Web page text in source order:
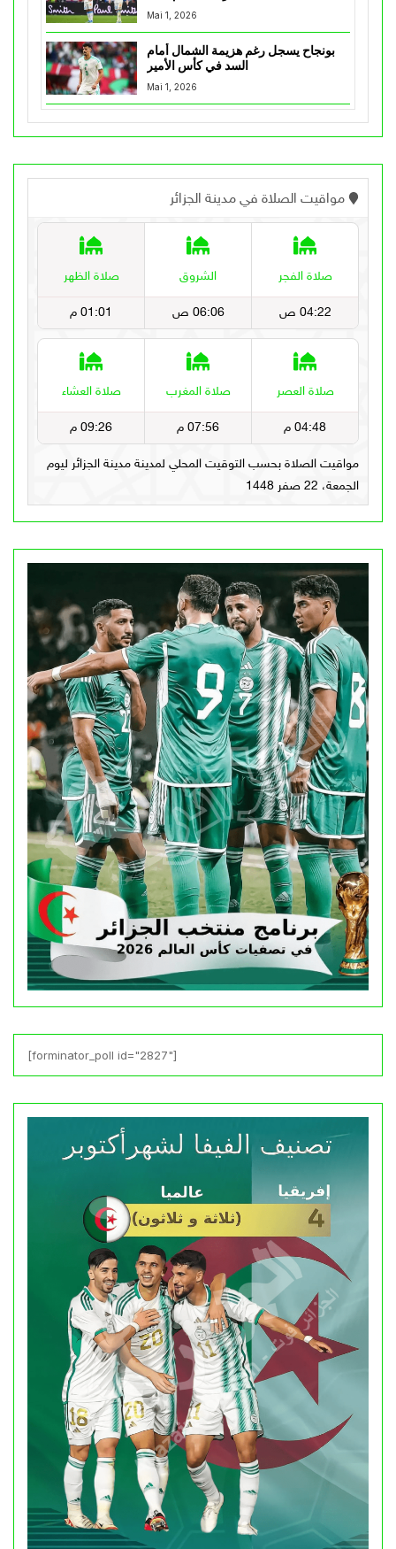
Mai 1, 2026
بونجاح يسجل رغم هزيمة الشمال أمام
السد في كأس الأمير
Mai 1, 2026
[forminator_poll id="2827"]